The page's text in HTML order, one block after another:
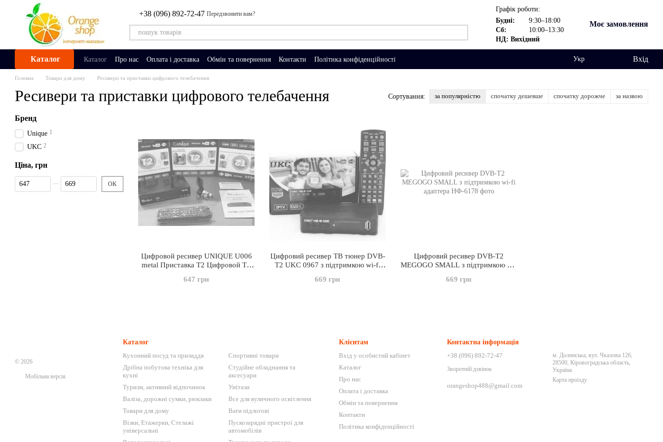
Перейти до основного контенту
+38 (096) 892-72-47 Передзвонити вам?
Графік роботи:
Будні:
9:30–18:00
Сб:
10:00–13:30
НД: Вихідний
Моє замовлення
Каталог Каталог Про нас Оплата і доставка Обмін та повернення Контакти Політика конфіденційності Укр Вхід
Головна Товари для дому Ресивери та приставки цифрового телебачення
Ресивери та приставки цифрового телебачення Сортування: за популярністю спочатку дешевше спочатку дорожче за назвою
Цифровой ресивер UNIQUE U006
metal Приставка Т2 Цифровой ТВ
Wi-Fi, Youtube, USB
647 грн
Цифровий ресивер ТВ тюнер DVB-
T2 UKC 0967 з підтримкою wi-fi
669 грн
Цифровий ресивер DVB-T2
MEGOGO SMALL з підтримкою wi-
669 грн
Бренд
Unique 1
UKC 2
Ціна, грн
Від Ціна, грн
До Ціна, грн
OK
© 2026
Мобільна версія
Каталог
Кухонний посуд та приладдя
Дрібна побутова техніка для
кухні
Туризм, активний відпочинок
Валіза, дорожні сумки, рюкзаки
Товари для дому
Візки, Етажерки, Стелажі
універсальні
Спортивні товари
Студійне обладнання та
аксесуари
Унітази
Все для вуличного освітлення
Ваги підлогові
Пускозарядні пристрої для
автомобілів
Клієнтам
Вхід у особистий кабінет
Каталог
Про нас
Оплата і доставка
Обмін та повернення
Контакти
Політика конфіденційності
Контактна інформація
+38 (096) 892-72-47
Зворотній дзвінок
orangeshop488@gmail.com
м. Долинська, вул. Чкалова 126,
28500, Кіровоградська область,
Україна
Карта проїзду